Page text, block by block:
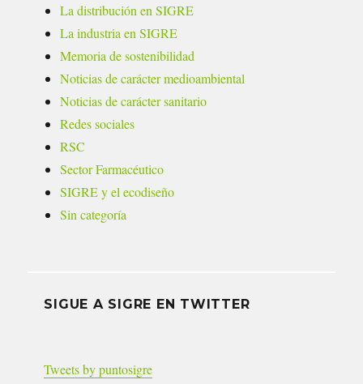
La distribución en SIGRE
La industria en SIGRE
Memoria de sostenibilidad
Noticias de carácter medioambiental
Noticias de carácter sanitario
Redes sociales
RSC
Sector Farmacéutico
SIGRE y el ecodiseño
Sin categoría
SIGUE A SIGRE EN TWITTER
Tweets by puntosigre